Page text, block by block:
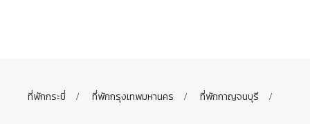
ที่พักกระบี่ ที่พักกรุงเทพมหานคร ที่พักกาญจนบุรี